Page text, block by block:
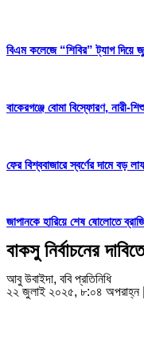
বিএম কলেজে “শিবির” ট্যাগ দিয়ে
বাকেরগঞ্জে বোমা বিস্ফোরণ, নারী-
ফের বিশ্ববাজারে স্বর্ণের দামে বড়
জাপানকে হারিয়ে শেষ ষোলোতে
বাকসু নির্বাচনের
আবু উবাইদা, ববি প্রতিনিধি
২২ জুলাই ২০২৫, ৮:০৪ অপরাহ্ন